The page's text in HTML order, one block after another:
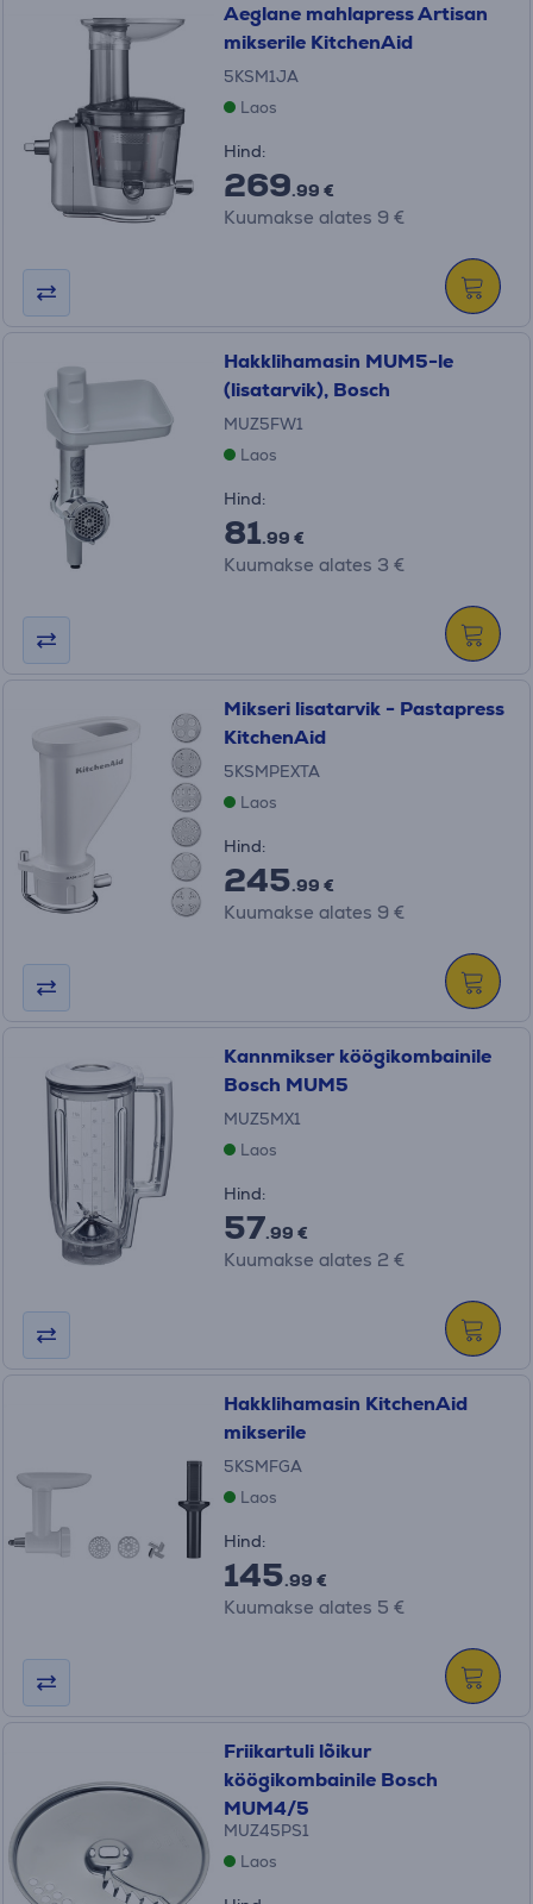
Aeglane mahlapress Artisan
mikserile KitchenAid
5KSM1JA
Laos
Hind:
269.99 €
Kuumakse alates 9 €
Hakklihamasin MUM5-le
(lisatarvik), Bosch
MUZ5FW1
Laos
Hind:
81.99 €
Kuumakse alates 3 €
Mikseri lisatarvik - Pastapress
KitchenAid
5KSMPEXTA
Laos
Hind:
245.99 €
Kuumakse alates 9 €
Kannmikser köögikombainile
Bosch MUM5
MUZ5MX1
Laos
Hind:
57.99 €
Kuumakse alates 2 €
Hakklihamasin KitchenAid
mikserile
5KSMFGA
Laos
Hind:
145.99 €
Kuumakse alates 5 €
Friikartuli lõikur
köögikombainile Bosch
MUM4/5
MUZ45PS1
Laos